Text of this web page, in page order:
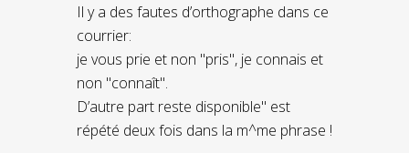
Il y a des fautes d’orthographe dans ce
courrier:
je vous prie et non "pris", je connais et
non "connaît".
D’autre part reste disponible" est
répété deux fois dans la m^me phrase !